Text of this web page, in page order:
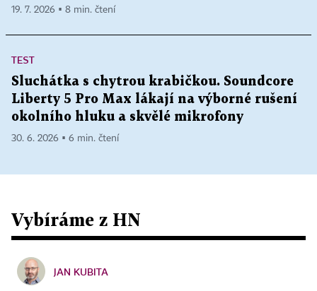
19. 7. 2026 ▪ 8 min. čtení
TEST
Sluchátka s chytrou krabičkou. Soundcore
Liberty 5 Pro Max lákají na výborné rušení
okolního hluku a skvělé mikrofony
30. 6. 2026 ▪ 6 min. čtení
Vybíráme z HN
JAN KUBITA